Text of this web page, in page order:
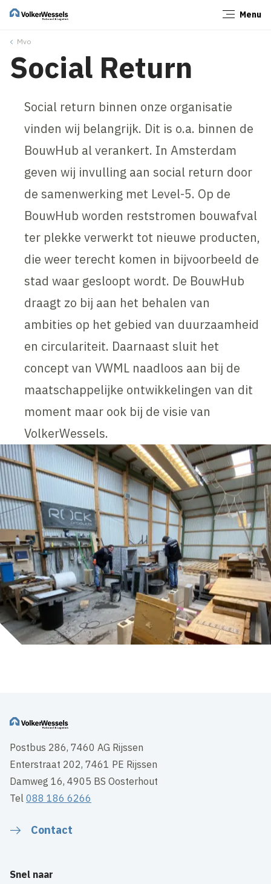
Menu
Mvo
Social Return
Social return binnen onze organisatie
vinden wij belangrijk. Dit is o.a. binnen de
BouwHub al verankert. In Amsterdam
geven wij invulling aan social return door
de samenwerking met Level-5. Op de
BouwHub worden reststromen bouwafval
ter plekke verwerkt tot nieuwe producten,
die weer terecht komen in bijvoorbeeld de
stad waar gesloopt wordt. De BouwHub
draagt zo bij aan het behalen van
ambities op het gebied van duurzaamheid
en circulariteit. Daarnaast sluit het
concept van VWML naadloos aan bij de
maatschappelijke ontwikkelingen van dit
moment maar ook bij de visie van
VolkerWessels.
Postbus 286, 7460 AG Rijssen
Enterstraat 202, 7461 PE Rijssen
Damweg 16, 4905 BS Oosterhout
Tel088 186 6266
Contact
Snel naar
Sluiten